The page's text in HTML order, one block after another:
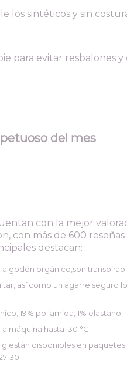
los sintéticos y sin
para evitar resbalones y
del mes
con la mejor
con más de 600 reseñas
destacan:
orgánico,son
así como un agarre seguro
19% poliamida, 1% elastano
máquina hasta 30 °C
están disponibles en paquetes
30